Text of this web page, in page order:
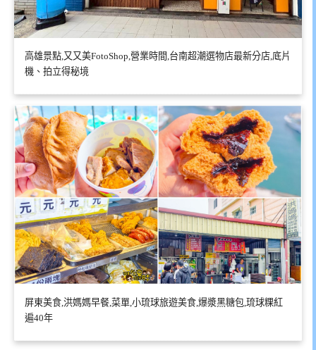
高雄景點,又又美FotoShop,營業時間,台南超潮選物店最新分店,底片
機、拍立得秘境
屏東美食,洪媽媽早餐,菜單,小琉球旅遊美食,爆漿黑糖包,琉球粿紅
遍40年